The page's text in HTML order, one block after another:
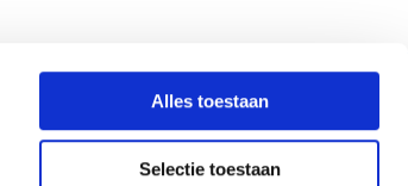
Alles toestaan
Selectie toestaan
08:30 - 17:30
09:00 - 14:00